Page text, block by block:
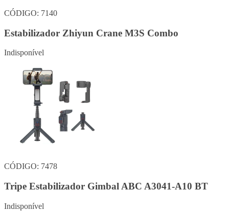
CÓDIGO: 7140
Estabilizador Zhiyun Crane M3S Combo
Indisponível
CÓDIGO: 7478
Tripe Estabilizador Gimbal ABC A3041-A10 BT
Indisponível